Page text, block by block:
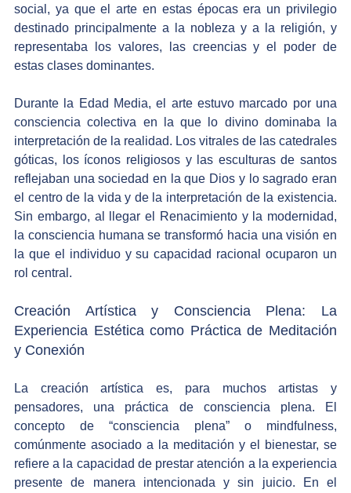
social, ya que el arte en estas épocas era un privilegio
destinado principalmente a la nobleza y a la religión, y
representaba los valores, las creencias y el poder de
estas clases dominantes.
Durante la Edad Media, el arte estuvo marcado por una
consciencia colectiva en la que lo divino dominaba la
interpretación de la realidad. Los vitrales de las catedrales
góticas, los íconos religiosos y las esculturas de santos
reflejaban una sociedad en la que Dios y lo sagrado eran
el centro de la vida y de la interpretación de la existencia.
Sin embargo, al llegar el Renacimiento y la modernidad,
la consciencia humana se transformó hacia una visión en
la que el individuo y su capacidad racional ocuparon un
rol central.
Creación Artística y Consciencia Plena: La
Experiencia Estética como Práctica de Meditación
y Conexión
La creación artística es, para muchos artistas y
pensadores, una práctica de consciencia plena. El
concepto de “consciencia plena” o mindfulness,
comúnmente asociado a la meditación y el bienestar, se
refiere a la capacidad de prestar atención a la experiencia
presente de manera intencionada y sin juicio. En el